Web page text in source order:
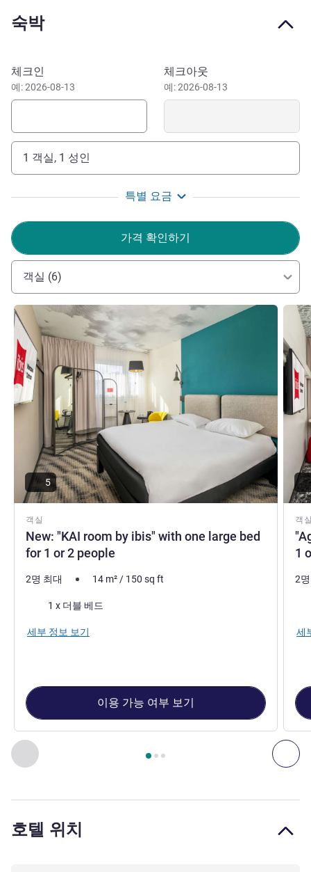
varied breakfast buffet, stocked with local and sustainable
ibis Warszawa Centrum is active in the field of sustainable
development. We adapt to current needs and expectations.
Together with Accor, we are making many changes to
suppliers. Try our seasonal menu at Ibis Kitchen. Relax or
get energised by sports in our hotel bar. Meet our Team
and be part of our sustainable actions. Capture the local
connection to Chopin Airport, proximity of 2 metro lines
(M1, M2) and multiple bus and tram lines, our hotel is
always at the heart of the capital's events.
Experience true Polish hospitality in the modern interiors
of our hotel. We are looking forward to welcoming you.
Artur GEBICKI 호텔 관리
숙박
이 호텔 예약하기
체크인
예: 2026-08-13
체크아웃
예: 2026-08-13
1 객실, 1 성인
특별 요금
가격 확인하기
객실 (6)
이전 - 객실 다
3 페이지 , 객실 1 : New: "KAI room by ibis" with one large
객실
New: "KAI room by ibis" with one large bed
for 1 or 2 people
세부 정보 보기
5
2명 최대 14 m²/ 150 sq ft
1 x 더블 베드
세부 정보 보기
이용 가능 여부 보기
객
1
세부
2
세
호텔 위치